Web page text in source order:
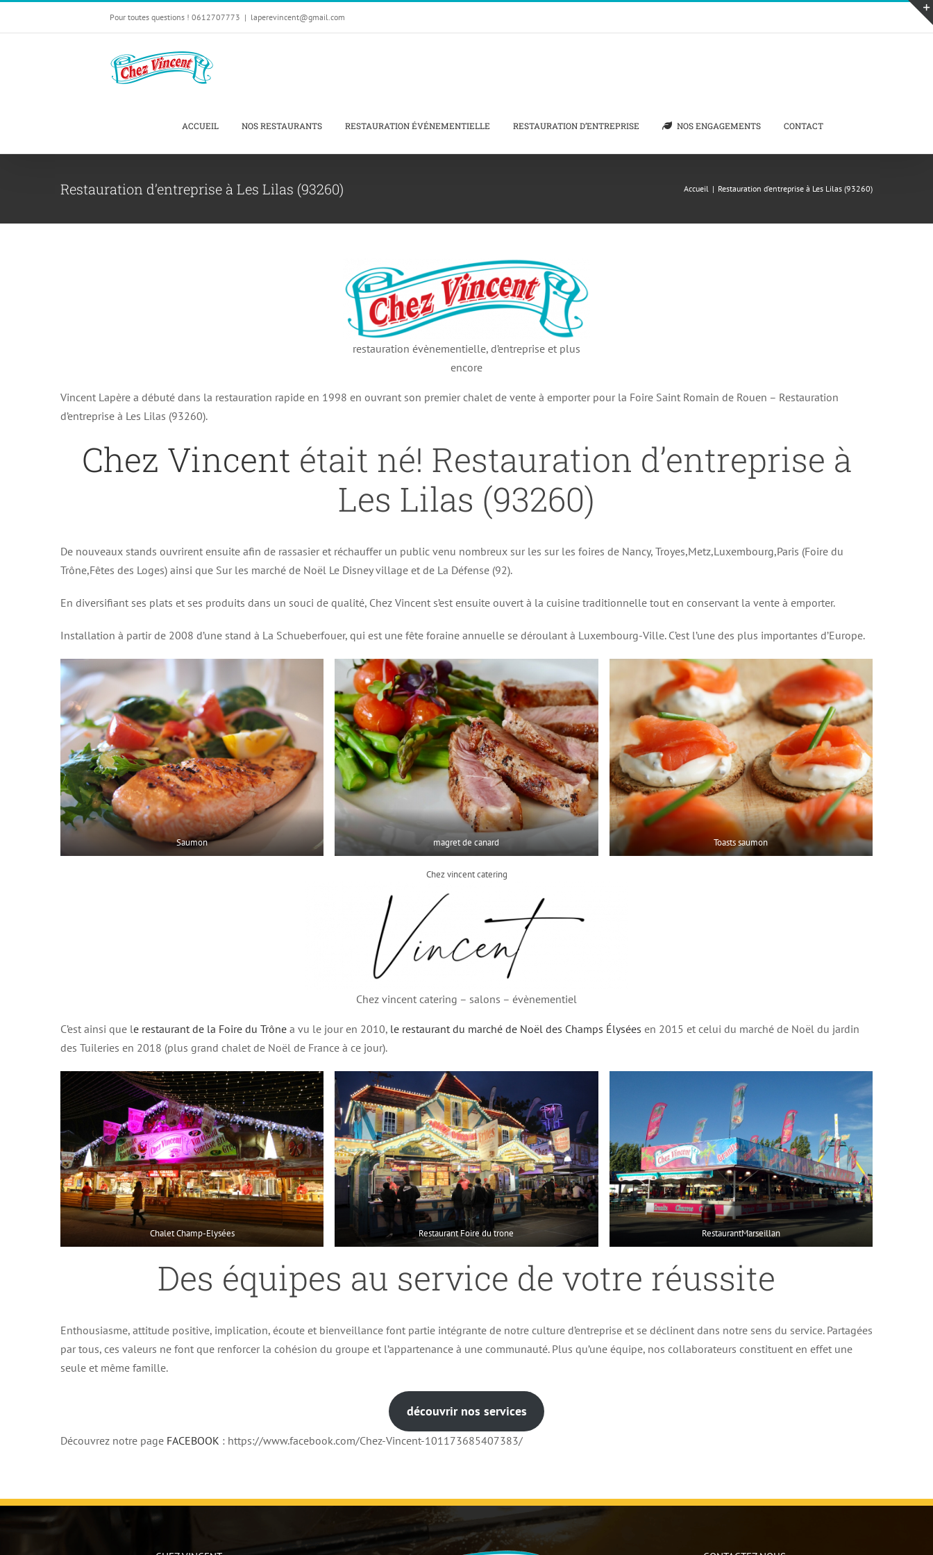
Pour toutes questions ! 0612707773 | laperevincent@gmail.com
ACCUEIL NOS RESTAURANTS RESTAURATION ÉVÉNEMENTIELLE RESTAURATION D’ENTREPRISE NOS ENGAGEMENTS CONTACT
Restauration d’entreprise à Les Lilas (93260) Accueil | Restauration d’entreprise à Les Lilas (93260)
restauration évènementielle, d’entreprise et plus
encore
Vincent Lapère a débuté dans la restauration rapide en 1998 en ouvrant son premier chalet de vente à emporter pour la Foire Saint Romain de Rouen – Restauration
d’entreprise à Les Lilas (93260).
Chez Vincent était né! Restauration d’entreprise à
Les Lilas (93260)
De nouveaux stands ouvrirent ensuite afin de rassasier et réchauffer un public venu nombreux sur les sur les foires de Nancy, Troyes,Metz,Luxembourg,Paris (Foire du
Trône,Fêtes des Loges) ainsi que Sur les marché de Noël Le Disney village et de La Défense (92).
En diversifiant ses plats et ses produits dans un souci de qualité, Chez Vincent s’est ensuite ouvert à la cuisine traditionnelle tout en conservant la vente à emporter.
Installation à partir de 2008 d’une stand à La Schueberfouer, qui est une fête foraine annuelle se déroulant à Luxembourg-Ville. C’est l’une des plus importantes d’Europe.
Saumon magret de canard Toasts saumon
Chez vincent catering
Chez vincent catering – salons – évènementiel
C’est ainsi que le restaurant de la Foire du Trône a vu le jour en 2010, le restaurant du marché de Noël des Champs Élysées en 2015 et celui du marché de Noël du jardin
des Tuileries en 2018 (plus grand chalet de Noël de France à ce jour).
Chalet Champ-Elysées Restaurant Foire du trone RestaurantMarseillan
Des équipes au service de votre réussite
Enthousiasme, attitude positive, implication, écoute et bienveillance font partie intégrante de notre culture d’entreprise et se déclinent dans notre sens du service. Partagées
par tous, ces valeurs ne font que renforcer la cohésion du groupe et l’appartenance à une communauté. Plus qu’une équipe, nos collaborateurs constituent en effet une
seule et même famille.
découvrir nos services
Découvrez notre page FACEBOOK : https://www.facebook.com/Chez-Vincent-101173685407383/